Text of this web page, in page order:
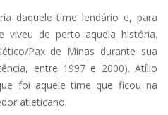
daquele time lendário e, para
viveu de perto aquela história.
Pax de Minas durante sua
entre 1997 e 2000). Atílio
foi aquele time que ficou na
atleticano.